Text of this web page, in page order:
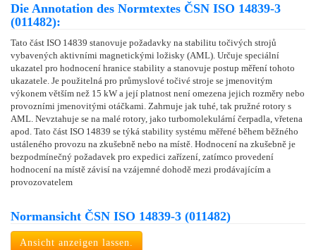
Die Annotation des Normtextes ČSN ISO 14839-3
(011482):
Tato část ISO 14839 stanovuje požadavky na stabilitu točivých strojů
vybavených aktivními magnetickými ložisky (AML). Určuje speciální
ukazatel pro hodnocení hranice stability a stanovuje postup měření tohoto
ukazatele. Je použitelná pro průmyslové točivé stroje se jmenovitým
výkonem větším než 15 kW a její platnost není omezena jejich rozměry nebo
provozními jmenovitými otáčkami. Zahrnuje jak tuhé, tak pružné rotory s
AML. Nevztahuje se na malé rotory, jako turbomolekulární čerpadla, vřetena
apod. Tato část ISO 14839 se týká stability systému měřené během běžného
ustáleného provozu na zkušebně nebo na místě. Hodnocení na zkušebně je
bezpodmínečný požadavek pro expedici zařízení, zatímco provedení
hodnocení na místě závisí na vzájemné dohodě mezi prodávajícím a
provozovatelem
Normansicht ČSN ISO 14839-3 (011482)
Ansicht anzeigen lassen.